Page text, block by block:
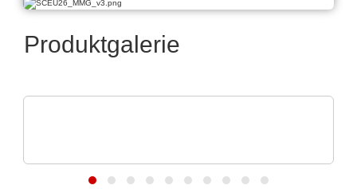
Produktgalerie